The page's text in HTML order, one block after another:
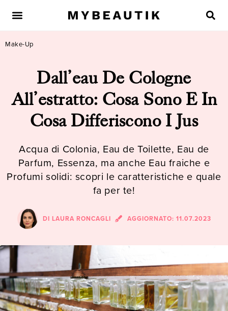
Make-Up
Dall’eau De Cologne
All’estratto: Cosa Sono E In
Cosa Differiscono I Jus
Acqua di Colonia, Eau de Toilette, Eau de
Parfum, Essenza, ma anche Eau fraiche e
Profumi solidi: scopri le caratteristiche e quale
fa per te!
DI LAURA RONCAGLI AGGIORNATO: 11.07.2023